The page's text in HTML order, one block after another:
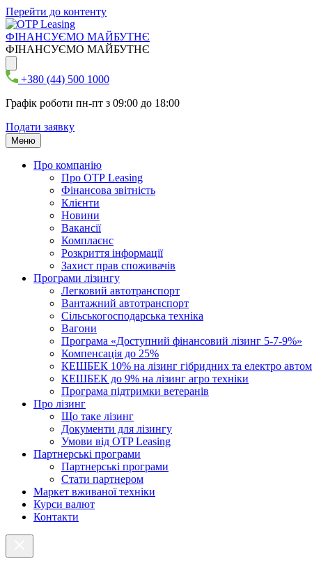
Перейти до контенту
ФІНАНСУЄМО МАЙБУТНЄ
ФІНАНСУЄМО МАЙБУТНЄ
+380 (44) 500 1000
Графік роботи пн-пт з 09:00 до 18:00
Подати заявку
Меню
Про компанію
Про ОТР Leasing
Фінансова звітність
Клієнти
Новини
Вакансії
Комплаєнс
Розкриття інформації
Захист прав споживачів
Програми лізингу
Легковий автотранспорт
Вантажний автотранспорт
Cільськогосподарська техніка
Вагони
Програма «Доступний фінансовий лізинг 5-7-9%»
Компенсація до 25%
КЕШБЕК 10% на лізинг гібридних та електро
КЕШБЕК до 9% на лізинг агро техніки
Програма підтримки ветеранів
Про лізинг
Що таке лізинг
Документи для лізингу
Умови від OTP Leasing
Партнерські програми
Партнерські програми
Стати партнером
Маркет вживаної техніки
Курси валют
Контакти